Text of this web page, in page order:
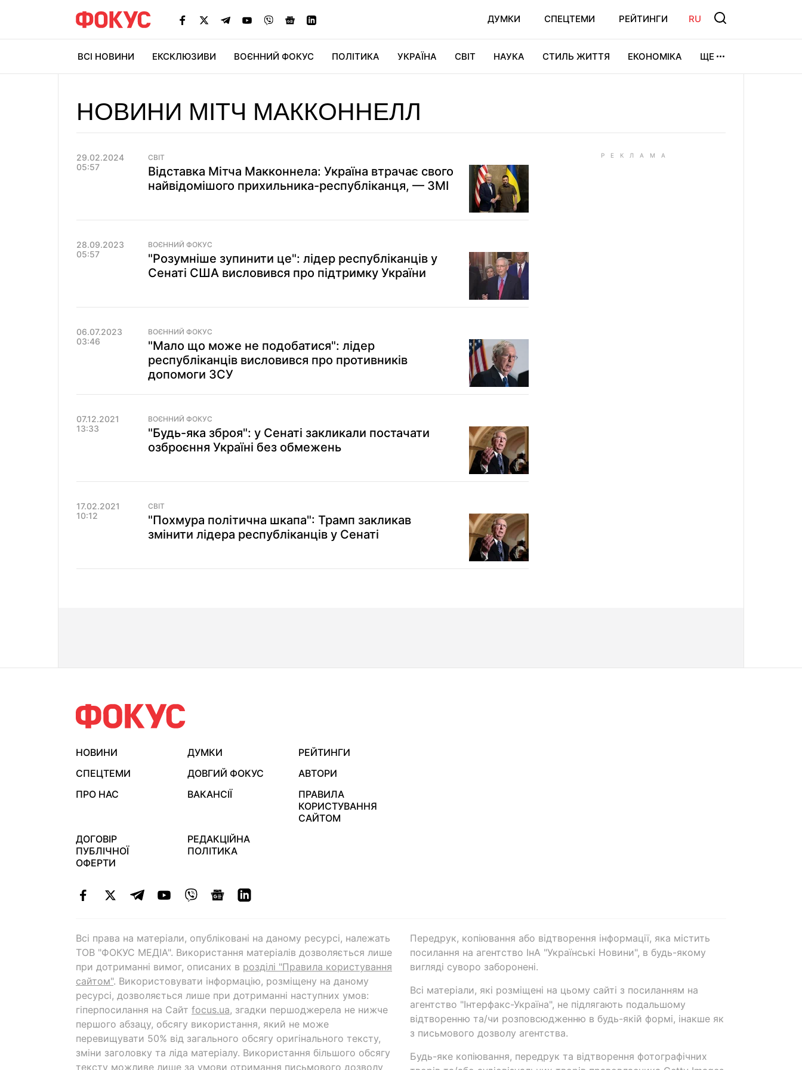
ДУМКИ СПЕЦТЕМИ РЕЙТИНГИ RU
ВСІ НОВИНИ ЕКСКЛЮЗИВИ ВОЄННИЙ ФОКУС ПОЛІТИКА УКРАЇНА СВІТ НАУКА СТИЛЬ ЖИТТЯ ЕКОНОМІКА ЩЕ
НОВИНИ МІТЧ МАККОННЕЛЛ
29.02.2024
05:57
СВІТ
Відставка Мітча Макконнела: Україна втрачає свого
найвідомішого прихильника-республіканця, — ЗМІ
28.09.2023
05:57
ВОЄННИЙ ФОКУС
"Розумніше зупинити це": лідер республіканців у
Сенаті США висловився про підтримку України
06.07.2023
03:46
ВОЄННИЙ ФОКУС
"Мало що може не подобатися": лідер
республіканців висловився про противників
допомоги ЗСУ
07.12.2021
13:33
ВОЄННИЙ ФОКУС
"Будь-яка зброя": у Сенаті закликали постачати
озброєння Україні без обмежень
17.02.2021
10:12
СВІТ
"Похмура політична шкапа": Трамп закликав
змінити лідера республіканців у Сенаті
НОВИНИ ДУМКИ
РЕЙТИНГИ
СПЕЦТЕМИ
ДОВГИЙ ФОКУС
АВТОРИ
ПРО НАС
ВАКАНСІЇ
ПРАВИЛА
КОРИСТУВАННЯ
САЙТОМ
ДОГОВІР
ПУБЛІЧНОЇ
ОФЕРТИ
РЕДАКЦІЙНА
ПОЛІТИКА
Всі права на матеріали, опубліковані на даному ресурсі, належать
ТОВ "ФОКУС МЕДІА". Використання матеріалів дозволяється лише
при дотриманні вимог, описаних в розділі "Правила користування
сайтом". Використовувати інформацію, розміщену на даному
ресурсі, дозволяється лише при дотриманні наступних умов:
гіперпосилання на Cайт focus.ua, згадки першоджерела не нижче
першого абзацу, обсягу використання, який не може
перевищувати 50% від загального обсягу оригінального тексту,
зміни заголовку та ліда матеріалу. Використання більшого обсягу
тексту можливе лише за умови отримання письмового дозволу
Передрук, копіювання або відтворення інформації, яка містить
посилання на агентство ІнА "Українські Новини", в будь-якому
вигляді суворо заборонені.
Всі матеріали, які розміщені на цьому сайті з посиланням на
агентство "Інтерфакс-Україна", не підлягають подальшому
відтворенню та/чи розповсюдженню в будь-якій формі, інакше як
з письмового дозволу агентства.
Будь-яке копіювання, передрук та відтворення фотографічних